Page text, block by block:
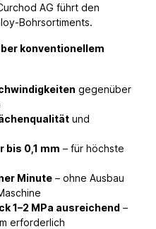
AG führt den
Bohrsortiments.
konventionellem
gegenüber
und
bis 0,1 mm – für höchste
Minute – ohne Ausbau
1–2 MPa ausreichend –
erforderlich